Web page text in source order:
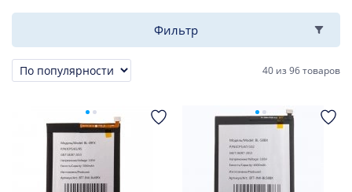
Фильтр
Сортировка 40 из96 товаров